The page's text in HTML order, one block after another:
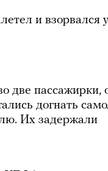
и взорвался
две пассажирки,
догнать
Их задержали